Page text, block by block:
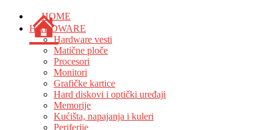
HOME
HARDWARE
Hardware vesti
Matične ploče
Procesori
Monitori
Grafičke kartice
Hard diskovi i optički uređaji
Memorije
Kućišta, napajanja i kuleri
Periferije